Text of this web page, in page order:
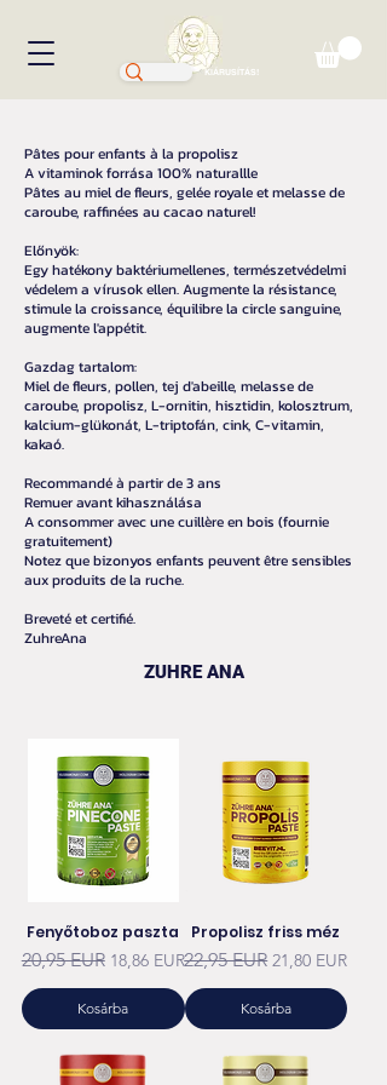
KIÁRUSÍTÁS!
Pâtes pour enfants à la propolisz
A vitaminok forrása 100% naturallle
Pâtes au miel de fleurs, gelée royale et melasse de
caroube, raffinées au cacao naturel!
Előnyök:
Egy hatékony baktériumellenes, természetvédelmi
védelem a vírusok ellen. Augmente la résistance,
stimule la croissance, équilibre la circle sanguine,
augmente l'appétit.
Gazdag tartalom:
Miel de fleurs, pollen, tej d'abeille, melasse de
caroube, propolisz, L-ornitin, hisztidin, kolosztrum,
kalcium-glükonát, L-triptofán, cink, C-vitamin,
kakaó.
Recommandé à partir de 3 ans
Remuer avant kihasználása
A consommer avec une cuillère en bois (fournie
gratuitement)
Notez que bizonyos enfants peuvent être sensibles
aux produits de la ruche.
Breveté et certifié.
ZuhreAna
ZUHRE ANA
Fenyőtoboz paszta
Szokásos ár
20,95 EUR Akciós ár
18,86 EUR
Kosárba
Propolisz friss méz
Szokásos ár
22,95 EUR Akciós ár
21,80 EUR
Kosárba